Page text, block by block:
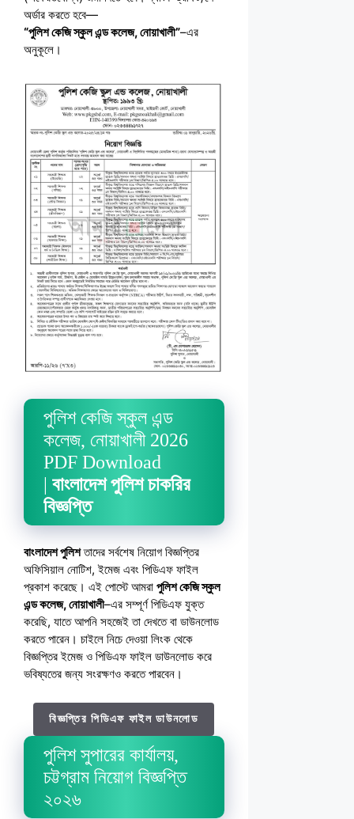
অর্ডার করতে হবে—
“পুলিশ কেজি স্কুল এন্ড কলেজ, নোয়াখালী”–এর
অনুকূলে।
পুলিশ কেজি স্কুল এন্ড
কলেজ, নোয়াখালী 2026
PDF Download
বাংলাদেশ পুলিশ চাকরির
বিজ্ঞপ্তি
বাংলাদেশ পুলিশতাদের সর্বশেষ নিয়োগ বিজ্ঞপ্তির
অফিসিয়াল নোটিশ, ইমেজ এবং পিডিএফ ফাইল
প্রকাশ করেছে। এই পোস্টে আমরা পুলিশ কেজি স্কুল
এন্ড কলেজ, নোয়াখালী–এর সম্পূর্ণ পিডিএফ যুক্ত
করেছি, যাতে আপনি সহজেই তা দেখতে বা ডাউনলোড
করতে পারেন। চাইলে নিচে দেওয়া লিংক থেকে
বিজ্ঞপ্তির ইমেজ ও পিডিএফ ফাইল ডাউনলোড করে
ভবিষ্যতের জন্য সংরক্ষণও করতে পারবেন।
বিজ্ঞপ্তির পিডিএফ ফাইল ডাউনলোড
পুলিশ সুপারের কার্যালয়,
চট্টগ্রাম নিয়োগ বিজ্ঞপ্তি
২০২৬